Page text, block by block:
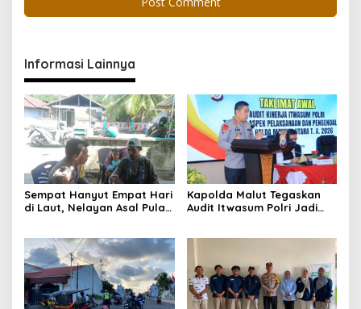
Informasi Lainnya
Sempat Hanyut Empat Hari
di Laut, Nelayan Asal Pulau
Utara
Kapolda Malut Tegaskan
Audit Itwasum Polri Jadi